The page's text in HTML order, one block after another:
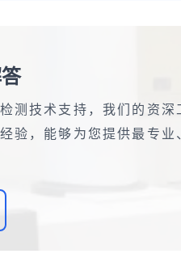
测技术支持，我们的资深
验，能够为您提供最专业